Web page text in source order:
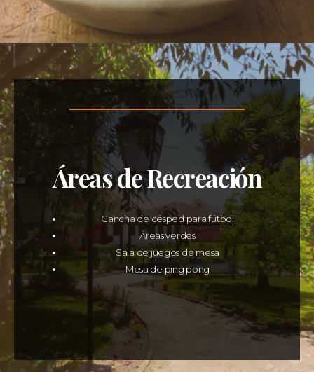
Áreas de Recreación
Cancha de césped para fútbol
Áreas verdes
Sala de juegos de mesa
Mesa de ping pong